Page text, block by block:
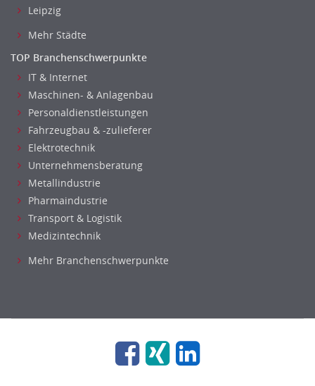
Maschinenbau
Materialwissenschaft
Brandschutz
Prozessmanagement
Qualitätsmanagement
Technische Dokumentation
Technischer Systemplaner, Bauzeichner
Veranstaltungstechnik
Verfahrenstechnik
Vertriebsingenieur
Wirtschaftsingenieur
Consulting, Engineering
Leipzig
Mehr Städte
TOP Branchenschwerpunkte
IT & Internet
Maschinen- & Anlagenbau
Personaldienstleistungen
Fahrzeugbau & -zulieferer
Elektrotechnik
Unternehmensberatung
Metallindustrie
Pharmaindustrie
Transport & Logistik
Medizintechnik
Mehr Branchenschwerpunkte